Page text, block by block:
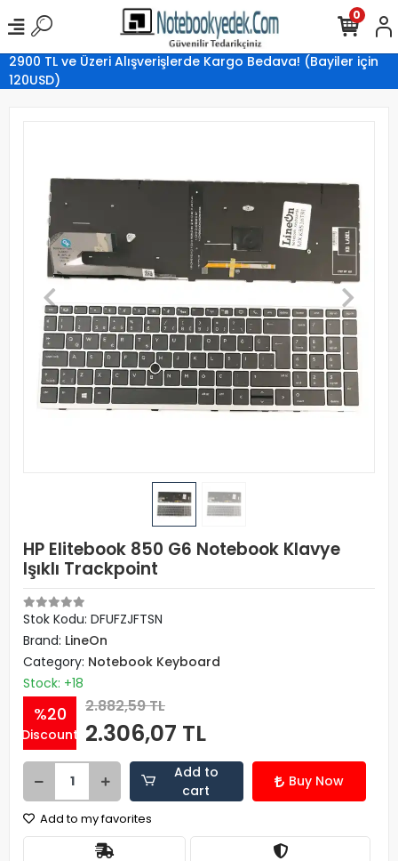
2900 TL ve Üzeri Alışverişlerde Kargo Bedava! (Bayiler için
120USD)
0
HP Elitebook 850 G6 Notebook Klavye
Işıklı Trackpoint
Stok Kodu: DFUFZJFTSN
Brand: LineOn
Category: Notebook Keyboard
Stock: +18
%20
Discount
2.882,59 TL
2.306,07 TL
Add to
cart
Buy Now
Add to my favorites